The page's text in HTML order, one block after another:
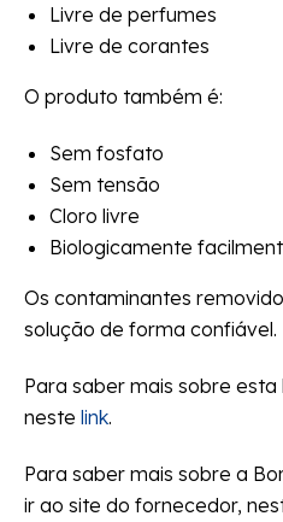
Livre de perfumes
Livre de corantes
O produto também é:
Sem fosfato
Sem tensão
Cloro livre
Biologicamente
Os contaminantes
solução de forma confiável.
Para saber mais sobre
neste link.
Para saber mais sobre a
ir ao site do fornecedor,